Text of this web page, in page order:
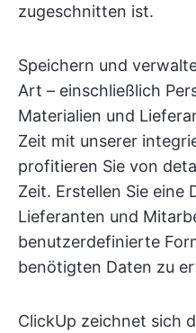
zugeschnitten ist.
Speichern und
Art – einschließlich
Materialien und
Zeit mit unserer
profitieren Sie von
Zeit. Erstellen Sie eine
Lieferanten und
benutzerdefinierte
benötigten Daten zu
ClickUp zeichnet sich